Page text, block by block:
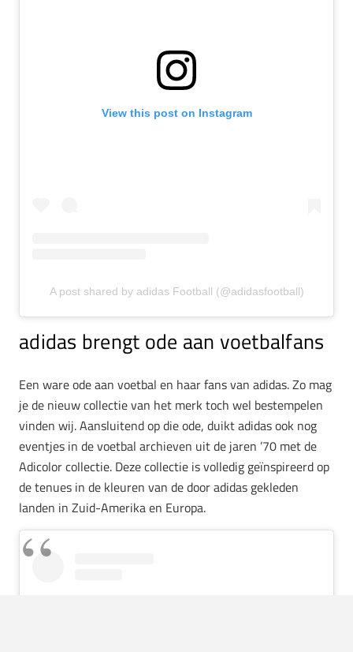
View this post on Instagram
A post shared by adidas Football (@adidasfootball)
adidas brengt ode aan voetbalfans
Een ware ode aan voetbal en haar fans van adidas. Zo mag
je de nieuw collectie van het merk toch wel bestempelen
vinden wij. Aansluitend op die ode, duikt adidas ook nog
eventjes in de voetbal archieven uit de jaren ’70 met de
Adicolor collectie. Deze collectie is volledig geïnspireerd op
de tenues in de kleuren van de door adidas gekleden
landen in Zuid-Amerika en Europa.